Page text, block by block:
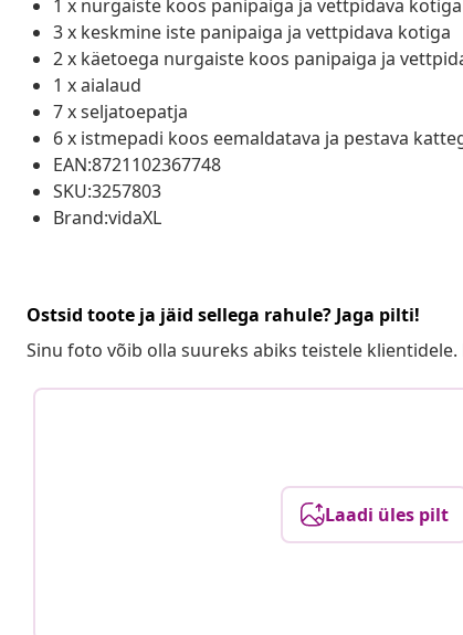
1 x nurgaiste koos panipaiga ja vettpidava kotiga
3 x keskmine iste panipaiga ja vettpidava kotiga
2 x käetoega nurgaiste koos panipaiga ja
1 x aialaud
7 x seljatoepatja
6 x istmepadi koos eemaldatava ja pestava
EAN:8721102367748
SKU:3257803
Brand:vidaXL
Ostsid toote ja jäid sellega rahule? Jaga pilti!
Sinu foto võib olla suureks abiks teistele
Laadi üles pilt